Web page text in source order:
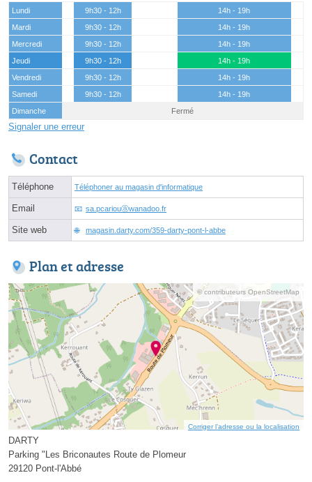
Lundi 9h30 - 12h
14h - 19h
Mardi
9h30 - 12h
14h - 19h
Mercredi
9h30 - 12h
14h - 19h
Jeudi
9h30 - 12h
14h - 19h
Vendredi
9h30 - 12h
14h - 19h
Samedi
9h30 - 12h
14h - 19h
Dimanche
Fermé
Signaler une erreur
Contact
Téléphone Téléphoner au magasin d'informatique
Email sa.pcariouⓐwanadoo.fr
Site web magasin.darty.com/359-darty-pont-l-abbe
Plan et adresse
© contributeurs OpenStreetMap
Corriger l’adresse ou la localisation
DARTY
Parking "Les Briconautes Route de Plomeur
29120 Pont-l'Abbé